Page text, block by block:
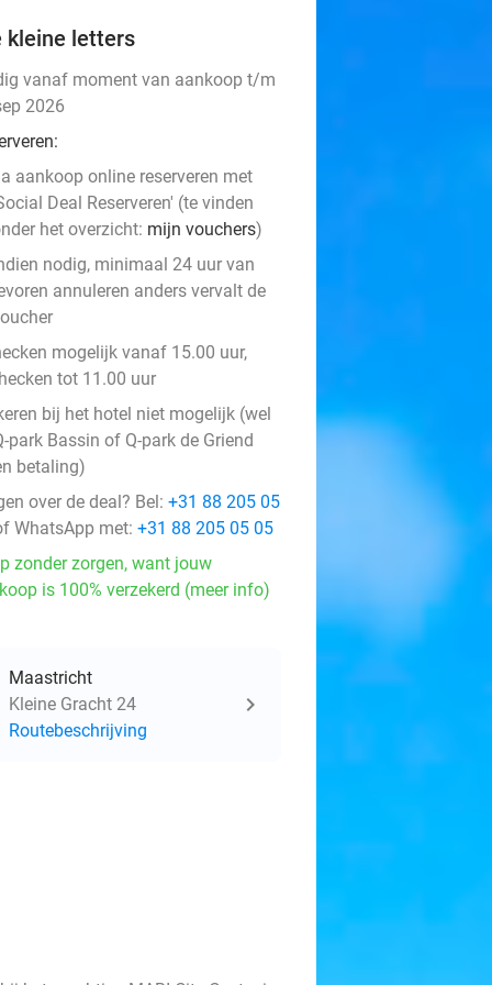
kleine letters
vanaf moment van aankoop t/m
2026
aankoop online reserveren met
Deal Reserveren' (te vinden
het overzicht: mijn vouchers)
nodig, minimaal 24 uur van
annuleren anders vervalt de
mogelijk vanaf 15.00 uur,
tot 11.00 uur
bij het hotel niet mogelijk (wel
park Bassin of Q-park de Griend
betaling)
over de deal? Bel: +31 88 205 05
WhatsApp met: +31 88 205 05 05
zonder zorgen, want jouw
is 100% verzekerd (meer info)
Maastricht
Kleine Gracht 24
Routebeschrijving